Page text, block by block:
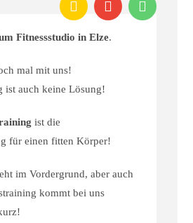
Fitnessstudio in Elze.
mal mit uns!
ist auch keine Lösung!
ist die
für einen fitten Körper!
im Vordergrund, aber auch
kommt bei uns